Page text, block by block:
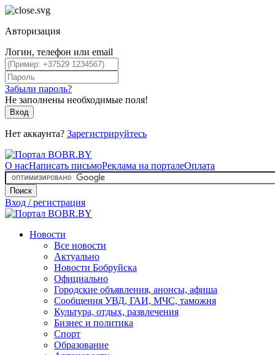
Авторизация
Логин, телефон или email
Забыли пароль?
Не заполнены необходимые поля!
Вход
Нет аккаунта? Зарегистрируйтесь
О насНаписать письмоРеклама на порталеОплата
Поиск
Вход / регистрация
Новости
Все новости
Актуально
Новости Бобруйска
Официально
Городские объявления, анонсы, афиша
Сообщения УВД, ГАИ, МЧС, таможня
Культура, отдых, развлечения
Бизнес и политика
Спорт
Образование